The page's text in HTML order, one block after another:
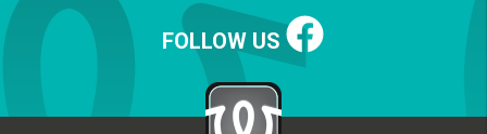
FOLLOW US